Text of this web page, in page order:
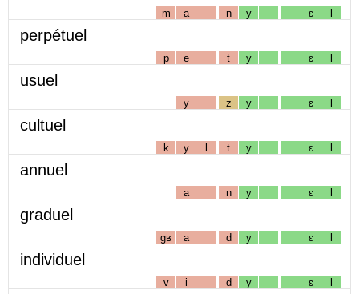
m a n y ɛ l
perpétuel
p e t y ɛ l
usuel
y z y ɛ l
cultuel
k y l t y ɛ l
annuel
a n y ɛ l
graduel
gʁ a d y ɛ l
individuel
v i d y ɛ l